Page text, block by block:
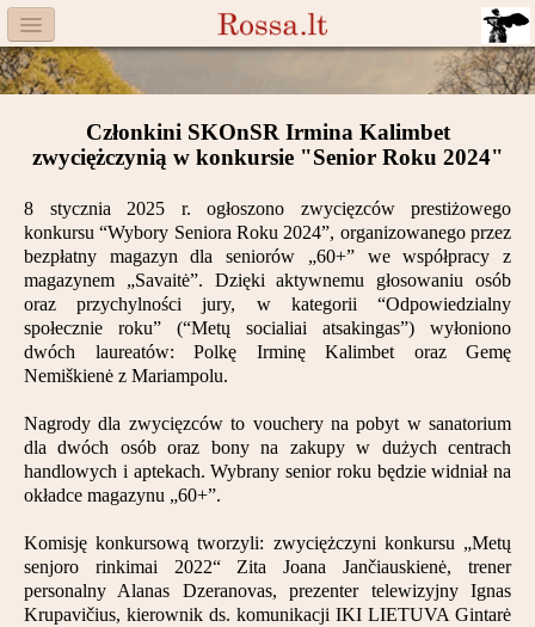
Menu
Facebook
Komitet
Aktualności
Książka
Moneta
Cegiełki
Trasy
Darczyńcy
Partnerzy
Kontakt
Członkini SKOnSR Irmina Kalimbet
zwyciężczynią w konkursie "Senior Roku 2024"
8 stycznia 2025 r. ogłoszono zwycięzców prestiżowego
konkursu “Wybory Seniora Roku 2024”, organizowanego przez
bezpłatny magazyn dla seniorów „60+” we współpracy z
magazynem „Savaitė”. Dzięki aktywnemu głosowaniu osób
oraz przychylności jury, w kategorii “Odpowiedzialny
społecznie roku” (“Metų socialiai atsakingas”) wyłoniono
dwóch laureatów: Polkę Irminę Kalimbet oraz Gemę
Nemiškienė z Mariampolu.
Nagrody dla zwycięzców to vouchery na pobyt w sanatorium
dla dwóch osób oraz bony na zakupy w dużych centrach
handlowych i aptekach. Wybrany senior roku będzie widniał na
okładce magazynu „60+”.
Komisję konkursową tworzyli: zwyciężczyni konkursu „Metų
senjoro rinkimai 2022“ Zita Joana Jančiauskienė, trener
personalny Alanas Dzeranovas, prezenter telewizyjny Ignas
Krupavičius, kierownik ds. komunikacji IKI LIETUVA Gintarė